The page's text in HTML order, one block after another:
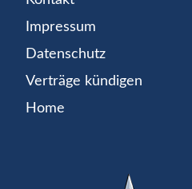
Impressum
Datenschutz
Verträge kündigen
Home